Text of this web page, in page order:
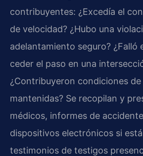
contribuyentes: ¿Excedía el
de velocidad? ¿Hubo una
adelantamiento seguro? ¿Falló
ceder el paso en una
¿Contribuyeron condiciones
mantenidas? Se recopilan y
médicos, informes de
dispositivos electrónicos si
testimonios de testigos